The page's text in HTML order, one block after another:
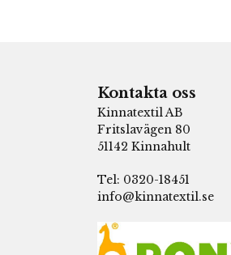
Kontakta oss
Kinnatextil AB
Fritslavägen 80
51142 Kinnahult
Tel: 0320-18451
info@kinnatextil.se